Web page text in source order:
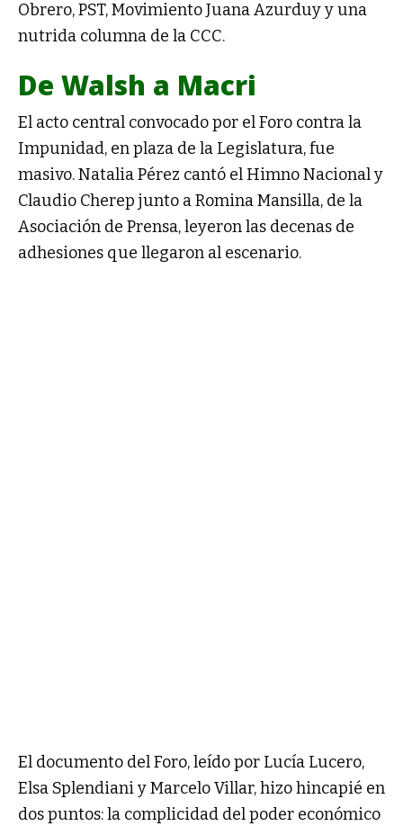
Obrero, PST, Movimiento Juana Azurduy y una
nutrida columna de la CCC.
De Walsh a Macri
El acto central convocado por el Foro contra la
Impunidad, en plaza de la Legislatura, fue
masivo. Natalia Pérez cantó el Himno Nacional y
Claudio Cherep junto a Romina Mansilla, de la
Asociación de Prensa, leyeron las decenas de
adhesiones que llegaron al escenario.
El documento del Foro, leído por Lucía Lucero,
Elsa Splendiani y Marcelo Villar, hizo hincapié en
dos puntos: la complicidad del poder económico